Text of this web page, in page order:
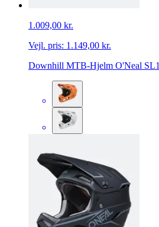
1.009,00 kr.
Vejl. pris: 1.149,00 kr.
Downhill MTB-Hjelm O'Neal SL1